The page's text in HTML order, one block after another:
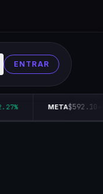
ENTRAR
META$592.10